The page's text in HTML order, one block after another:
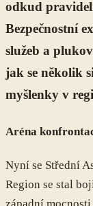
odkud
Bezpečnostní
služeb a
jak se několik
myšlenky v
Aréna
Nyní se Střední
Region se stal